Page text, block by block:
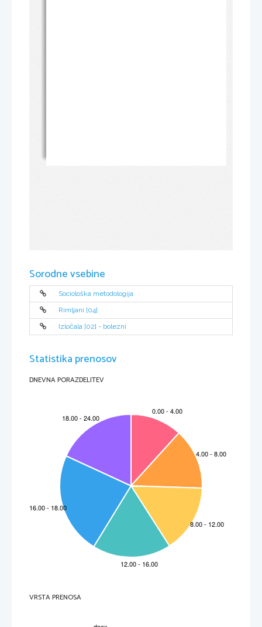
Sorodne vsebine
Sociološka metodologija
Rimljani [04]
Izločala [02] - bolezni
Statistika prenosov
DNEVNA PORAZDELITEV
VRSTA PRENOSA